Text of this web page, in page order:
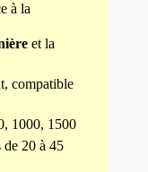
à la
et la
compatible
1000, 1500
de 20 à 45